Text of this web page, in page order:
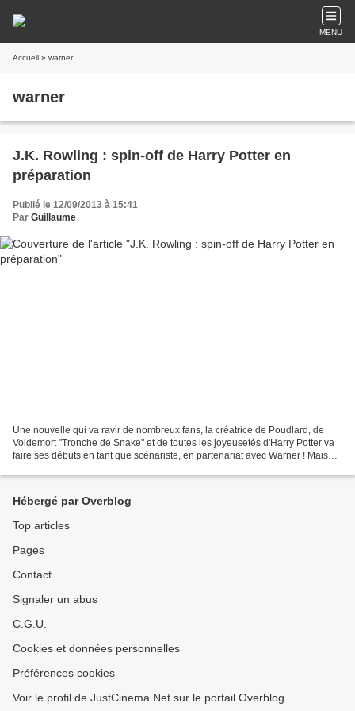
MENU
Accueil » warner
warner
J.K. Rowling : spin-off de Harry Potter en
préparation
Publié le 12/09/2013 à 15:41
Par Guillaume
Une nouvelle qui va ravir de nombreux fans, la créatrice de Poudlard, de
Voldemort "Tronche de Snake" et de toutes les joyeusetés d'Harry Potter va
faire ses débuts en tant que scénariste, en partenariat avec Warner ! Mais
Hébergé par Overblog
Top articles
Pages
Contact
Signaler un abus
C.G.U.
Cookies et données personnelles
Préférences cookies
Voir le profil de JustCinema.Net sur le portail Overblog